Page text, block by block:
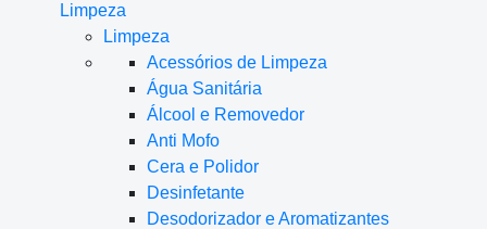
Limpeza
Limpeza
Acessórios de Limpeza
Água Sanitária
Álcool e Removedor
Anti Mofo
Cera e Polidor
Desinfetante
Desodorizador e Aromatizantes